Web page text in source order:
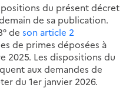
du présent décret
de sa publication.
de son article 2
de primes déposées à
2025. Les dispositions du
aux demandes de
du 1er janvier 2026.